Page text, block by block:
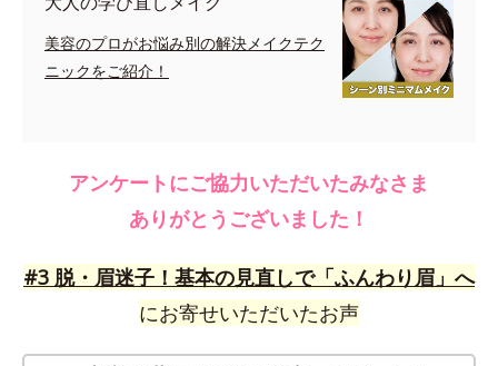
美容のプロがお悩み別の解決メイクテク
ニックをご紹介！
アンケートにご協力いただいたみなさま
ありがとうございました！
#3 脱・眉迷子！基本の見直しで「ふんわり眉」へ
にお寄せいただいたお声